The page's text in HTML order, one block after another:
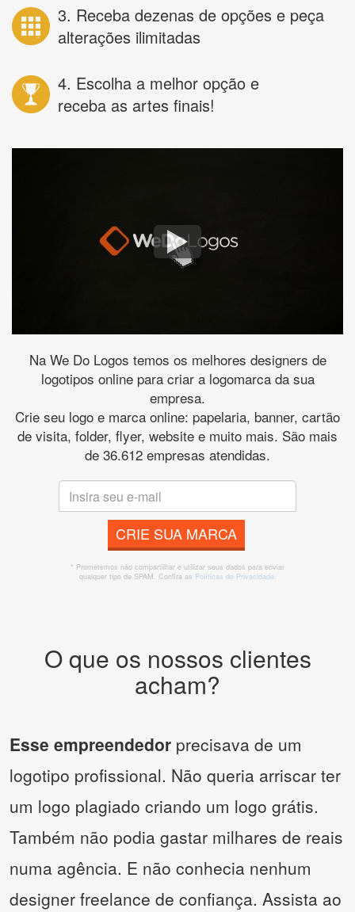
3. Receba dezenas de opções e peça
alterações ilimitadas
4. Escolha a melhor opção e
receba as artes finais!
Na We Do Logos temos os melhores designers de
logotipos online para criar a logomarca da sua
empresa.
Crie seu logo e marca online: papelaria, banner, cartão
de visita, folder, flyer, website e muito mais. São mais
de 36.612 empresas atendidas.
CRIE SUA MARCA
* Prometemos não compartilhar e utilizar seus dados para enviar
qualquer tipo de SPAM. Confira as Políticas de Privacidade.
O que os nossos clientes
acham?
Esse empreendedor precisava de um
logotipo profissional. Não queria arriscar ter
um logo plagiado criando um logo grátis.
Também não podia gastar milhares de reais
numa agência. E não conhecia nenhum
designer freelance de confiança. Assista ao